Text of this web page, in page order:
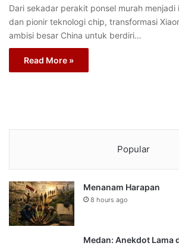
Dari sekadar perakit ponsel murah
dan pionir teknologi chip, transformasi
ambisi besar China untuk berdiri…
Read More »
Popular
Menanam Harapan
8 hours ago
Medan: Anekdot Lama